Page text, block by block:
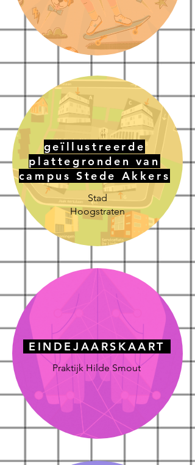
Stad
Hoogstraten
geïllustreerde
plattegronden van
campus Stede Akkers
Praktijk Hilde Smout
EINDEJAARSKAART